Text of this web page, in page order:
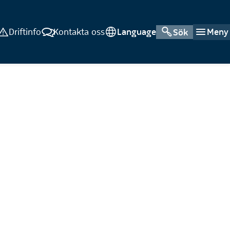
Sök Meny
Driftinfo Kontakta oss Language